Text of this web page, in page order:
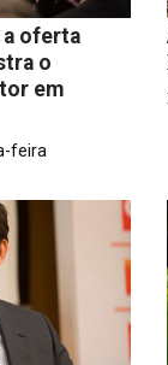
oferta
o
em
feira